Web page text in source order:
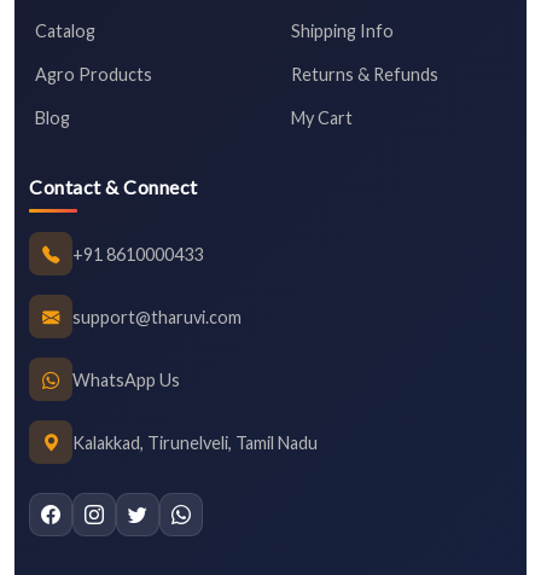
Catalog
Agro Products
Blog
Shipping Info
Returns & Refunds
My Cart
Contact & Connect
+91 8610000433
support@tharuvi.com
WhatsApp Us
Kalakkad, Tirunelveli, Tamil Nadu